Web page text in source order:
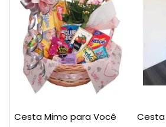
Cesta Mimo para Você